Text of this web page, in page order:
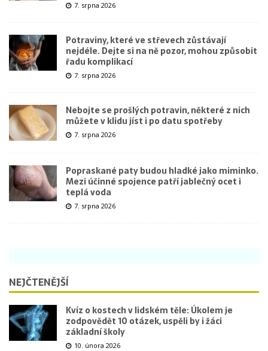
7. srpna 2026
Potraviny, které ve střevech zůstávají
nejdéle. Dejte si na ně pozor, mohou způsobit
řadu komplikací
7. srpna 2026
Nebojte se prošlých potravin, některé z nich
můžete v klidu jíst i po datu spotřeby
7. srpna 2026
Popraskané paty budou hladké jako miminko.
Mezi účinné spojence patří jablečný ocet i
teplá voda
7. srpna 2026
NEJČTENĚJŠÍ
Kvíz o kostech v lidském těle: Úkolem je
zodpovědět 10 otázek, uspěli by i žáci
základní školy
10. února 2026